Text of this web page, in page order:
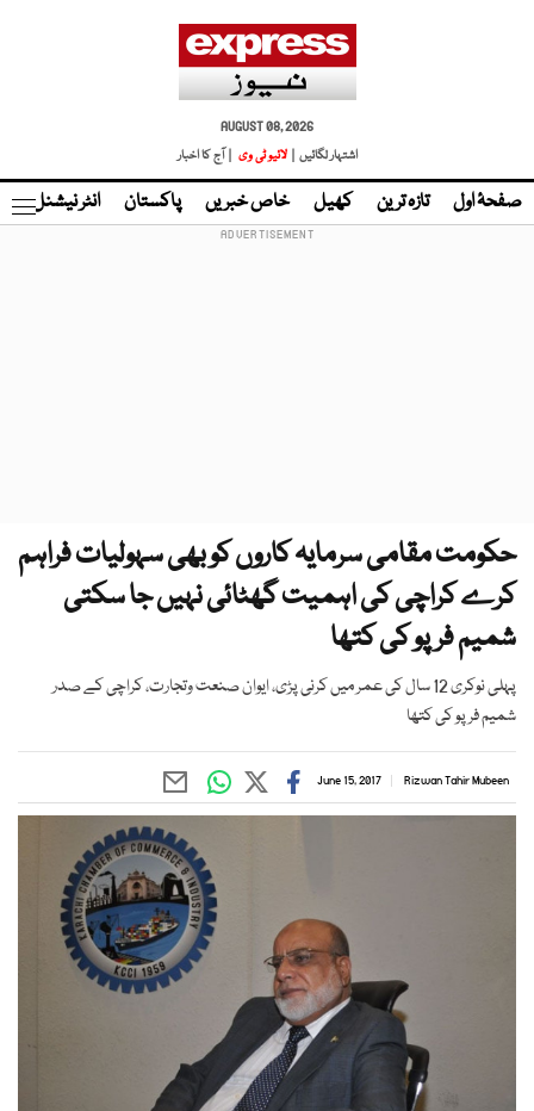
AUGUST 08, 2026
اشتہار لگائیں |
لائیو ٹی وی | آج کا اخبار
صفحۂ اول تازہ ترین کھیل خاص خبریں پاکستان انٹر نیشنل
حکومت مقامی سرمایہ کاروں کو بھی سہولیات فراہم
کرے کراچی کی اہمیت گھٹائی نہیں جا سکتی
شمیم فرپو کی کتھا
پہلی نوکری 12 سال کی عمر میں کرنی پڑی، ایوان صنعت وتجارت، کراچی کے صدر
شمیم فرپو کی کتھا
Rizwan Tahir Mubeen
June 15, 2017